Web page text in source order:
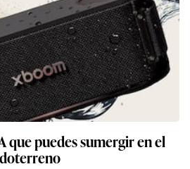
que puedes sumergir en el